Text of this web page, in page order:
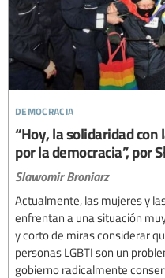
democracia
“Hoy, la solidaridad
por la democracia”, por
Slawomir Broniarz
Actualmente, las mujeres y
enfrentan a una situación
y corto de miras considerar
personas LGBTI son un
gobierno radicalmente